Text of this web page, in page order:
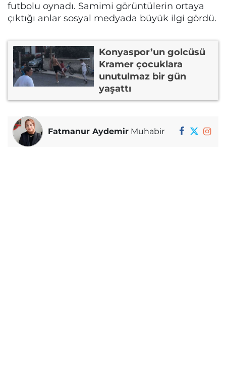
futbolu oynadı. Samimi görüntülerin ortaya
çıktığı anlar sosyal medyada büyük ilgi gördü.
Konyaspor’un golcüsü
Kramer çocuklara
unutulmaz bir gün
yaşattı
Fatmanur Aydemir Muhabir